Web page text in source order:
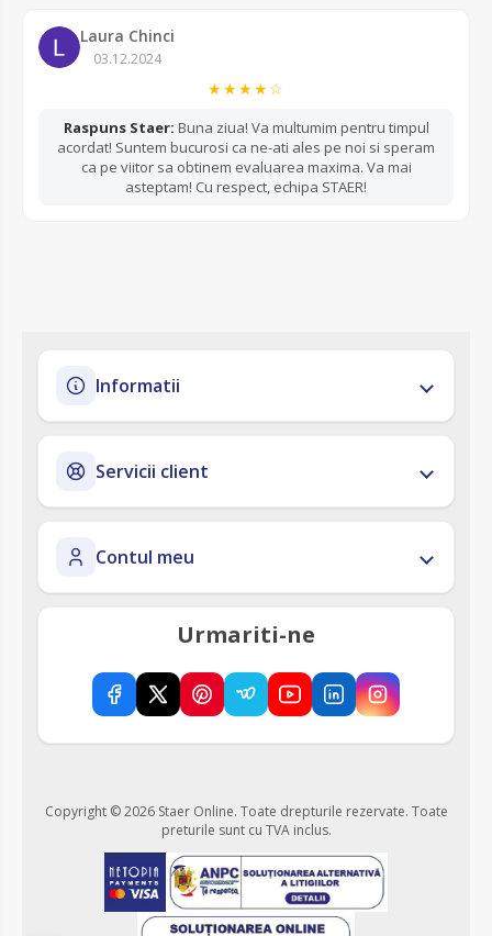
Laura Chinci
03.12.2024
★★★★☆
Raspuns Staer: Buna ziua! Va multumim pentru timpul
acordat! Suntem bucurosi ca ne-ati ales pe noi si speram
ca pe viitor sa obtinem evaluarea maxima. Va mai
asteptam! Cu respect, echipa STAER!
Informatii
Servicii client
Contul meu
Urmariti-ne
Copyright © 2026 Staer Online. Toate drepturile rezervate. Toate
preturile sunt cu TVA inclus.